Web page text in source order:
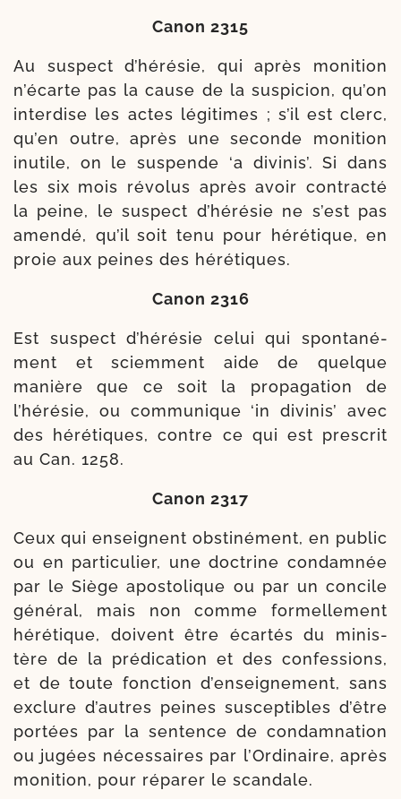
Canon 2315
Au sus­pect d’hérésie, qui après moni­tion
n’écarte pas la cause de la sus­pi­cion, qu’on
inter­dise les actes légi­times ; s’il est clerc,
qu’en outre, après une seconde moni­tion
inutile, on le sus­pende ‘a divi­nis’. Si dans
les six mois révo­lus après avoir contrac­té
la peine, le sus­pect d’hérésie ne s’est pas
amen­dé, qu’il soit tenu pour héré­tique, en
proie aux peines des hérétiques.
Canon 2316
Est sus­pect d’hérésie celui qui spon­ta­né­
ment et sciem­ment aide de quelque
manière que ce soit la pro­pa­ga­tion de
l’hérésie, ou com­mu­nique ‘in divi­nis’ avec
des héré­tiques, contre ce qui est pres­crit
au Can. 1258.
Canon 2317
Ceux qui enseignent obs­ti­né­ment, en public
ou en par­ti­cu­lier, une doc­trine condam­née
par le Siège apos­to­lique ou par un concile
géné­ral, mais non comme for­mel­le­ment
héré­tique, doivent être écar­tés du minis­
tère de la pré­di­ca­tion et des confes­sions,
et de toute fonc­tion d’enseignement, sans
exclure d’autres peines sus­cep­tibles d’être
por­tées par la sen­tence de condam­na­tion
ou jugées néces­saires par l’Ordinaire, après
moni­tion, pour répa­rer le scandale.